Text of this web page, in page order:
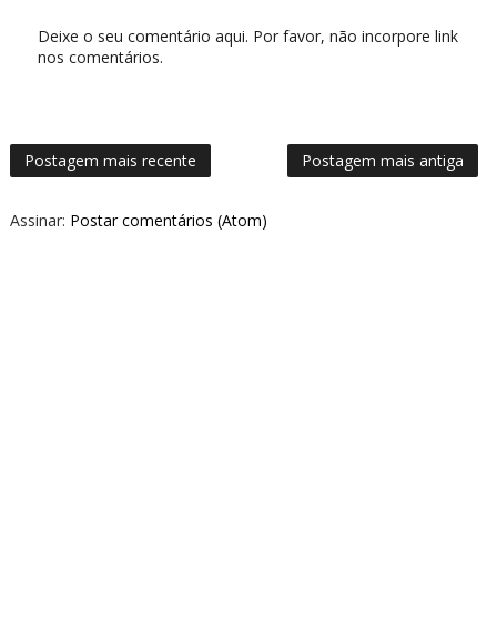
Deixe o seu comentário aqui. Por favor, não incorpore link
nos comentários.
Postagem mais recente Postagem mais antiga
Assinar: Postar comentários (Atom)